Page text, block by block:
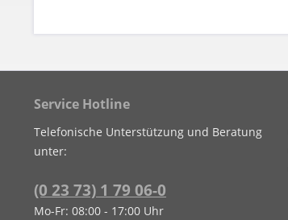
Service Hotline
Telefonische Unterstützung und Beratung
unter:
(0 23 73) 1 79 06-0
Mo-Fr: 08:00 - 17:00 Uhr